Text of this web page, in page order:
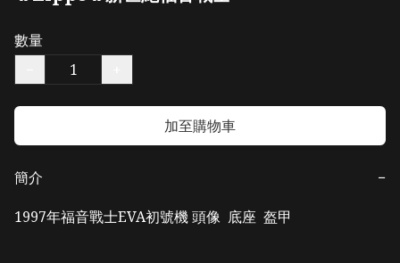
數量
加至購物車
簡介
−
1997年福音戰士EVA初號機 頭像  底座  盔甲